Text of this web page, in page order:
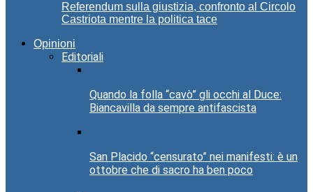
Referendum sulla giustizia, confronto al Circolo
Castriota mentre la politica tace
Opinioni
Editoriali
Quando la folla “cavò” gli occhi al Duce:
Biancavilla da sempre antifascista
San Placido “censurato” nei manifesti: è un
ottobre che di sacro ha ben poco